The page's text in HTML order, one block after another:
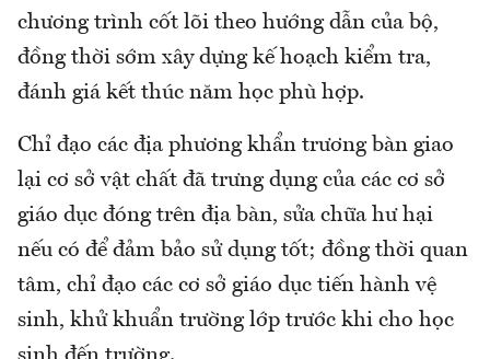
chương trình cốt lõi theo hướng dẫn của bộ,
đồng thời sớm xây dựng kế hoạch kiểm tra,
đánh giá kết thúc năm học phù hợp.
Chỉ đạo các địa phương khẩn trương bàn giao
lại cơ sở vật chất đã trưng dụng của các cơ sở
giáo dục đóng trên địa bàn, sửa chữa hư hại
nếu có để đảm bảo sử dụng tốt; đồng thời quan
tâm, chỉ đạo các cơ sở giáo dục tiến hành vệ
sinh, khử khuẩn trường lớp trước khi cho học